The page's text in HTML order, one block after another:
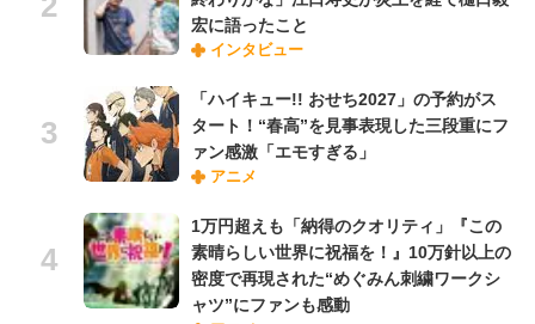
宏に語ったこと
インタビュー
「ハイキュー!! おせち2027」の予約がス
タート！“春高”を見事表現した三段重にフ
ァン感激「エモすぎる」
アニメ
1万円超えも「納得のクオリティ」『この
素晴らしい世界に祝福を！』10万針以上の
密度で再現された“めぐみん刺繍ワークシ
ャツ”にファンも感動